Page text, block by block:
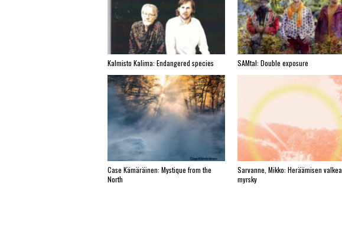
Kalmisto Kalima: Endangered species SAMtal: Double exposure
Case Kämäräinen: Mystique from the
North
Sarvanne, Mikko: Heräämisen valkea
myrsky